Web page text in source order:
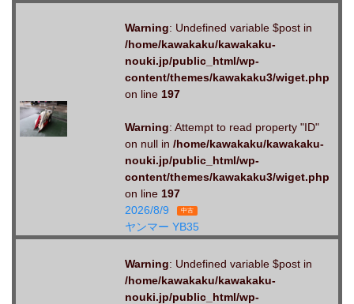
Warning: Undefined variable $post in
/home/kawakaku/kawakaku-
nouki.jp/public_html/wp-
content/themes/kawakaku3/wiget.php
on line 197
Warning: Attempt to read property "ID"
on null in /home/kawakaku/kawakaku-
nouki.jp/public_html/wp-
content/themes/kawakaku3/wiget.php
on line 197
2026/8/9
中古
ヤンマー YB35
Warning: Undefined variable $post in
/home/kawakaku/kawakaku-
nouki.jp/public_html/wp-